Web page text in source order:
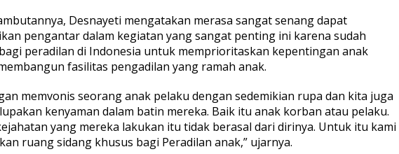
Desnayeti mengatakan merasa sangat senang dapat
pengantar dalam kegiatan yang sangat penting ini karena sudah
peradilan di Indonesia untuk memprioritaskan kepentingan anak
fasilitas pengadilan yang ramah anak.
memvonis seorang anak pelaku dengan sedemikian rupa dan kita juga
kenyaman dalam batin mereka. Baik itu anak korban atau pelaku.
yang mereka lakukan itu tidak berasal dari dirinya. Untuk itu kami
ruang sidang khusus bagi Peradilan anak,” ujarnya.